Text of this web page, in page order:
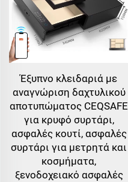
Έξυπνο κλειδαριά με
αναγνώριση δαχτυλικού
αποτυπώματος CEQSAFE
για κρυφό συρτάρι,
ασφαλές κουτί, ασφαλές
συρτάρι για μετρητά και
κοσμήματα,
ξενοδοχειακό ασφαλές